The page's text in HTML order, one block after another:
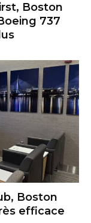
Boston
737
Boston
efficace